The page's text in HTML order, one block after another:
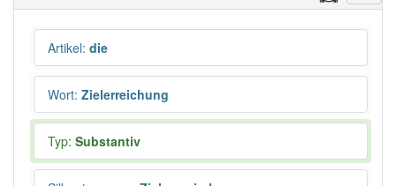
Artikel: die
Wort: Zielerreichung
Typ: Substantiv